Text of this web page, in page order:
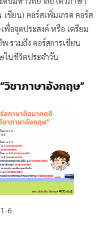
ขียน) คอร์สเพิ่มเกรด คอร์ส
พื่อจุดประสงค์ หรือ เตรียม
รวมถึง คอร์สการเขียน
ในชีวิตประจำวัน
ชาภาษาอังกฤษ”
6